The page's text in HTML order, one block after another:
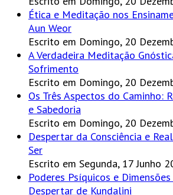
Ética e Meditação nos
Aun Weor
Escrito em Domingo, 20
A Verdadeira Meditação
Sofrimento
Escrito em Domingo, 20
Os Três Aspectos do Caminho:
e Sabedoria
Escrito em Domingo, 20
Despertar da Consciência e
Ser
Escrito em Segunda, 17 Junho
Poderes Psíquicos e
Despertar de Kundalini